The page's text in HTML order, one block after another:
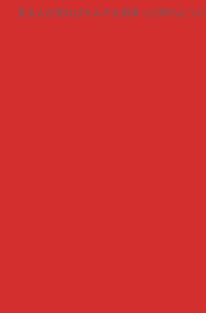
見る人が見ればキムチを頬張った時のよう